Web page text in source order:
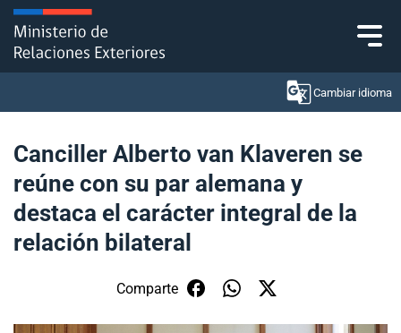
Click acá para ir directamente al contenido
Cambiar idioma
Ministerio
Política Exterior
Canciller Alberto van Klaveren se
reúne con su par alemana y
destaca el carácter integral de la
relación bilateral
Comparte